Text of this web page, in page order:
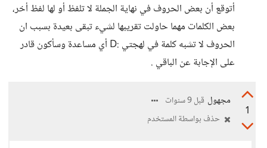
أتوقع أن بعض الحروف في نهاية الجملة لا تلفظ أو لها لفظ أخر،
بعض الكلمات مهما حاولت تقريبها لشيء تبقى بعيدة بسبب ان
الحروف لا تشبه كلمة في لهجتي :D أي مساعدة وسأكون قادر
على الإجابة عن الباقي .
1
مجهول قبل 9 سنوات
حذف بواسطة المستخدم